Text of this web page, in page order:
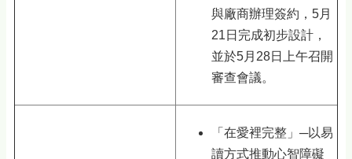
與廠商辦理簽約，5月
21日完成初步設計，
並於5月28日上午召開
審查會議。
「在愛裡完整」─以易
讀方式推動心智障礙